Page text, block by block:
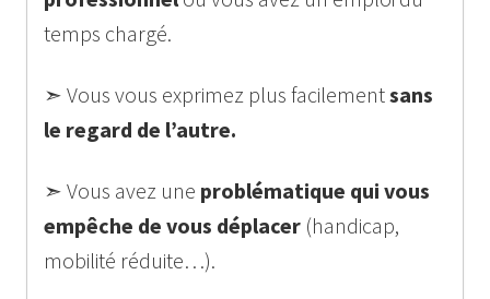
temps chargé.
➣ Vous vous exprimez plus facilementsans
le regard de l’autre.
➣ Vous avez une problématique qui vous
empêche de vous déplacer (handicap,
mobilité réduite…).